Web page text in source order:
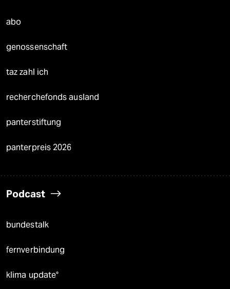
abo
genossenschaft
taz zahl ich
recherchefonds ausland
panterstiftung
panterpreis 2026
Podcast
bundestalk
fernverbindung
klima update°